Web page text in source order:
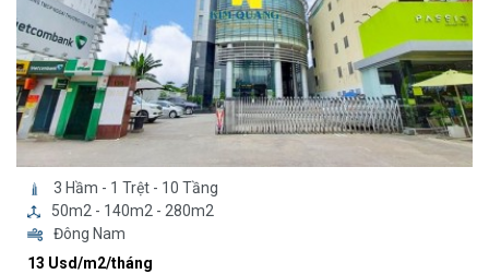
3 Hầm - 1 Trệt - 10 Tầng
50m2 - 140m2 - 280m2
Đông Nam
13 Usd/m2/tháng